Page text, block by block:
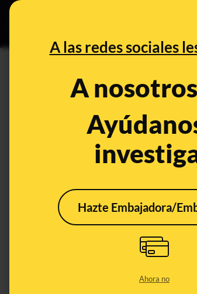
A las redes sociales
A
Hazte Embajadora/
Ahora no
No, no hay
rediseñando la
Jul 10, 2019, 7:50:43 AM